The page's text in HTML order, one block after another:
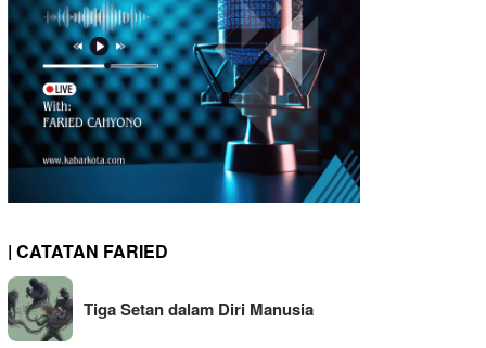
| CATATAN FARIED
Tiga Setan dalam Diri Manusia